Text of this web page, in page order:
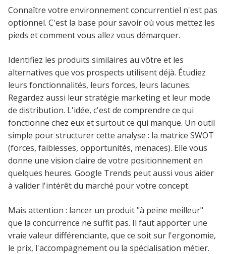
Connaître votre environnement concurrentiel n'est pas
optionnel. C'est la base pour savoir où vous mettez les
pieds et comment vous allez vous démarquer.
Identifiez les produits similaires au vôtre et les
alternatives que vos prospects utilisent déjà. Étudiez
leurs fonctionnalités, leurs forces, leurs lacunes.
Regardez aussi leur stratégie marketing et leur mode
de distribution. L'idée, c'est de comprendre ce qui
fonctionne chez eux et surtout ce qui manque. Un outil
simple pour structurer cette analyse : la matrice SWOT
(forces, faiblesses, opportunités, menaces). Elle vous
donne une vision claire de votre positionnement en
quelques heures. Google Trends peut aussi vous aider
à valider l'intérêt du marché pour votre concept.
Mais attention : lancer un produit "à peine meilleur"
que la concurrence ne suffit pas. Il faut apporter une
vraie valeur différenciante, que ce soit sur l'ergonomie,
le prix, l'accompagnement ou la spécialisation métier.